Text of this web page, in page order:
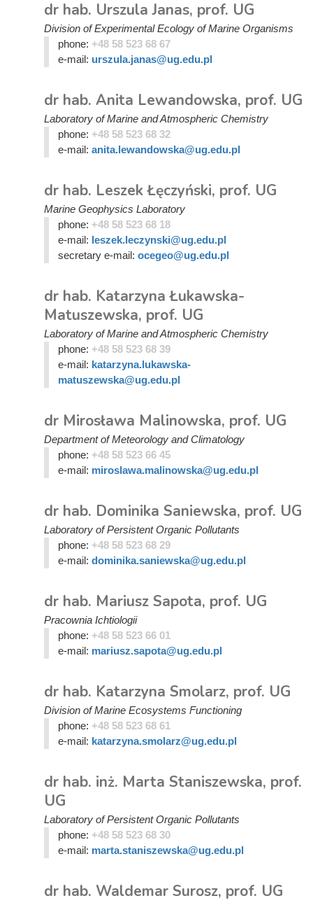
dr hab. Urszula Janas, prof. UG
Division of Experimental Ecology of Marine Organisms
phone: +48 58 523 68 67
e-mail: urszula.janas@ug.edu.pl
dr hab. Anita Lewandowska, prof. UG
Laboratory of Marine and Atmospheric Chemistry
phone: +48 58 523 68 32
e-mail: anita.lewandowska@ug.edu.pl
dr hab. Leszek Łęczyński, prof. UG
Marine Geophysics Laboratory
phone: +48 58 523 68 18
e-mail: leszek.leczynski@ug.edu.pl
secretary e-mail: ocegeo@ug.edu.pl
dr hab. Katarzyna Łukawska-
Matuszewska, prof. UG
Laboratory of Marine and Atmospheric Chemistry
phone: +48 58 523 68 39
e-mail: katarzyna.lukawska-
matuszewska@ug.edu.pl
dr Mirosława Malinowska, prof. UG
Department of Meteorology and Climatology
phone: +48 58 523 66 45
e-mail: miroslawa.malinowska@ug.edu.pl
dr hab. Dominika Saniewska, prof. UG
Laboratory of Persistent Organic Pollutants
phone: +48 58 523 68 29
e-mail: dominika.saniewska@ug.edu.pl
dr hab. Mariusz Sapota, prof. UG
Pracownia Ichtiologii
phone: +48 58 523 66 01
e-mail: mariusz.sapota@ug.edu.pl
dr hab. Katarzyna Smolarz, prof. UG
Division of Marine Ecosystems Functioning
phone: +48 58 523 68 61
e-mail: katarzyna.smolarz@ug.edu.pl
dr hab. inż. Marta Staniszewska, prof.
UG
Laboratory of Persistent Organic Pollutants
phone: +48 58 523 68 30
e-mail: marta.staniszewska@ug.edu.pl
dr hab. Waldemar Surosz, prof. UG